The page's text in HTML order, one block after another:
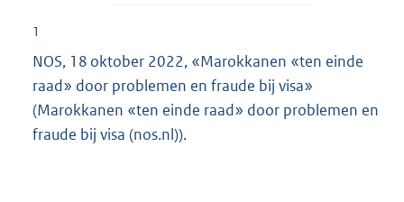
1
NOS, 18 oktober 2022, «Marokkanen «ten einde
raad» door problemen en fraude bij visa»
(Marokkanen «ten einde raad» door problemen en
fraude bij visa (nos.nl)).